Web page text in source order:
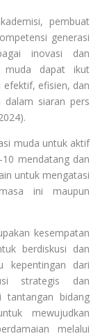
pembuat
generasi
inovasi dan
muda dapat ikut
efektif, efisien, dan
dalam siaran pers
muda untuk aktif
mendatang dan
untuk mengatasi
ini maupun
kesempatan
berdiskusi dan
kepentingan dari
strategis dan
tantangan bidang
mewujudkan
melalui